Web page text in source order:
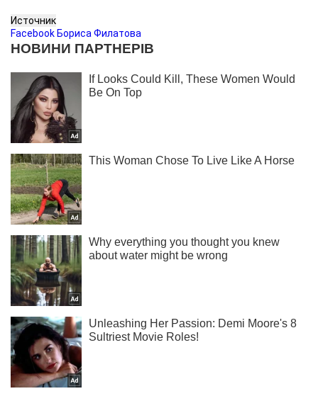
Источник
Facebook Бориса Филатова